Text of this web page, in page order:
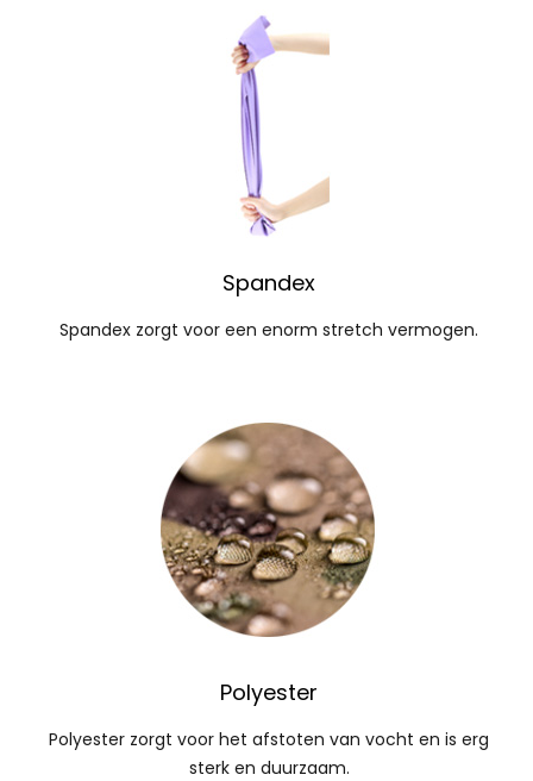
Spandex
Spandex zorgt voor een enorm stretch vermogen.
Polyester
Polyester zorgt voor het afstoten van vocht en is erg
sterk en duurzaam.